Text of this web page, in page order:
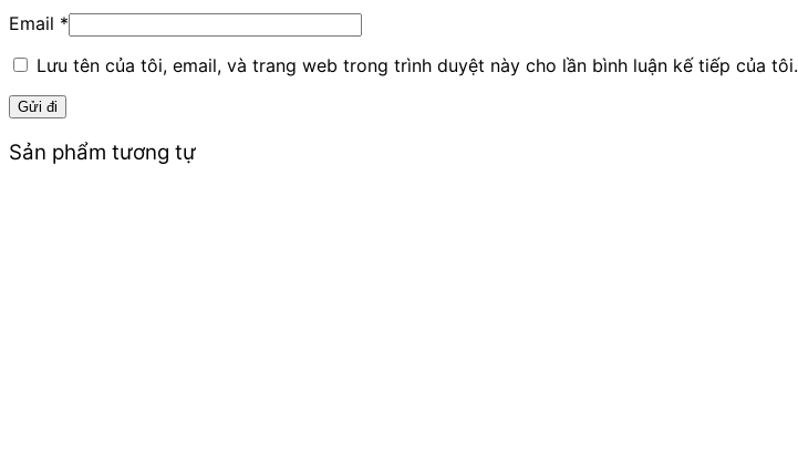
Email *
Lưu tên của tôi, email, và trang web trong trình duyệt này cho lần bình luận kế tiếp của tôi.
Sản phẩm tương tự